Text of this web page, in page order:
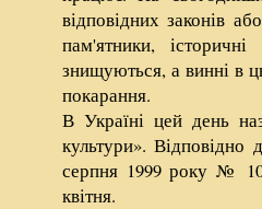
відповідних законів
пам'ятники,
знищуються, а винні в
покарання.
В Україні цей день
культури».
серпня 1999 року №
квітня.